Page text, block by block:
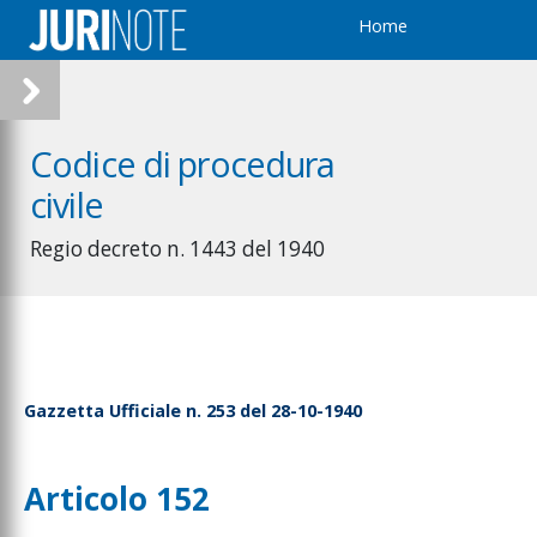
Home
Codice di procedura
civile
Regio decreto n. 1443 del 1940
Gazzetta Ufficiale n. 253 del 28-10-1940
Articolo 152